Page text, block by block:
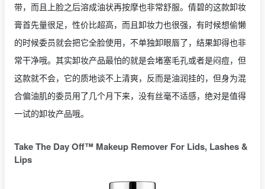
带，而且上脸之后溶成油状再按摩也非常舒服。倩碧的这款卸妆
膏首先量很足，性价比超高，而且卸妆力也很强，有时候想偷懒
的时候委员就会把它全脸使用，不单独卸眼唇了，结果卸得也非
常干净哦。其实卸妆产品最怕的就是会堵塞毛孔或者是闷痘，但
这款就不会，它的质地谈不上清爽，反而是油润挂的，但身为混
合偏油肌的委员用了几个月下来，没有丝毫不适感，绝对是值得
一试的卸妆产品哦。
Take The Day Off™ Makeup Remover For Lids, Lashes &
Lips